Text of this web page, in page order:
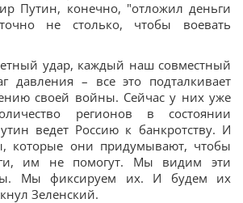
Путин, конечно, "отложил деньги
не столько, чтобы воевать
удар, каждый наш совместный
давления – все это подталкивает
своей войны. Сейчас у них уже
регионов в состоянии
ведет Россию к банкротству. И
которые они придумывают, чтобы
им не помогут. Мы видим эти
Мы фиксируем их. И будем их
Зеленский.